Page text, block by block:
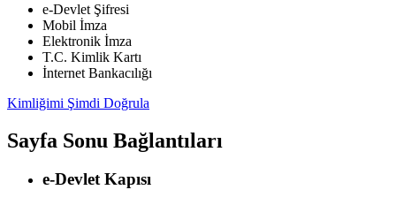
e-Devlet Şifresi
Mobil İmza
Elektronik İmza
T.C. Kimlik Kartı
İnternet Bankacılığı
Kimliğimi Şimdi Doğrula
Sayfa Sonu Bağlantıları
e-Devlet Kapısı